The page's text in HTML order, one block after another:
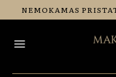
Eiti į
turinį
NEMOKAMAS